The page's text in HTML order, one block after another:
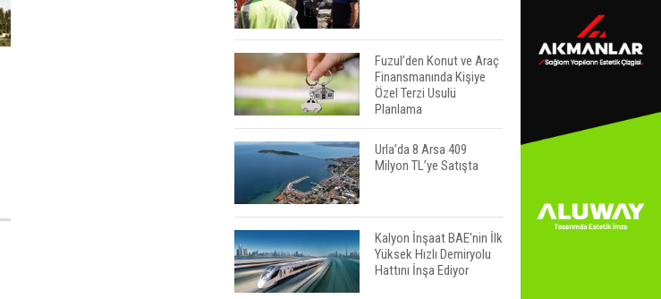
Fuzul’den Konut ve Araç
Finansmanında Kişiye
Özel Terzi Usulü
Planlama
Urla’da 8 Arsa 409
Milyon TL’ye Satışta
Kalyon İnşaat BAE'nin İlk
Yüksek Hızlı Demiryolu
Hattını İnşa Ediyor